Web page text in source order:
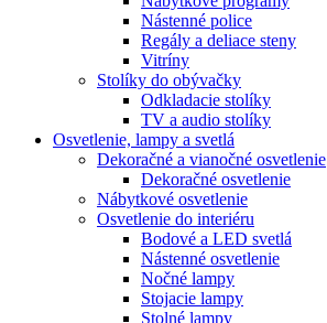
Nástenné police
Regály a deliace steny
Vitríny
Stolíky do obývačky
Odkladacie stolíky
TV a audio stolíky
Osvetlenie, lampy a svetlá
Dekoračné a vianočné osvetlenie
Dekoračné osvetlenie
Nábytkové osvetlenie
Osvetlenie do interiéru
Bodové a LED svetlá
Nástenné osvetlenie
Nočné lampy
Stojacie lampy
Stolné lampy